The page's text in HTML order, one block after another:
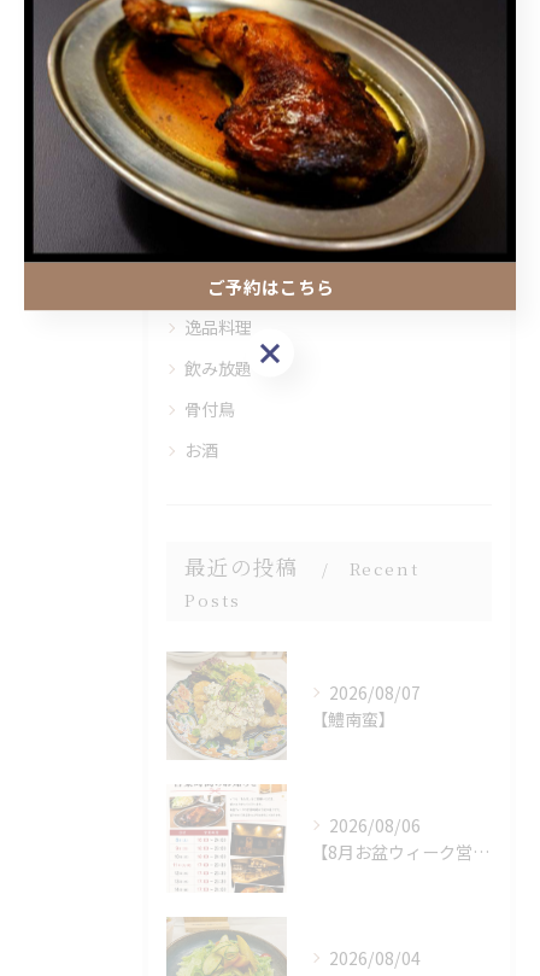
< 前のページ 一覧に戻る 次のページ >
カテゴリー Categories
全てのカテゴリー
鳥料理
逸品料理
飲み放題
骨付鳥
お酒
最近の投稿
Recent
Posts
2026/08/07
【鱧南蛮】
2026/08/06
【8月お盆ウィーク営業時間のお知らせ】
2026/08/04
ご予約はこちら
ご予約はこちら